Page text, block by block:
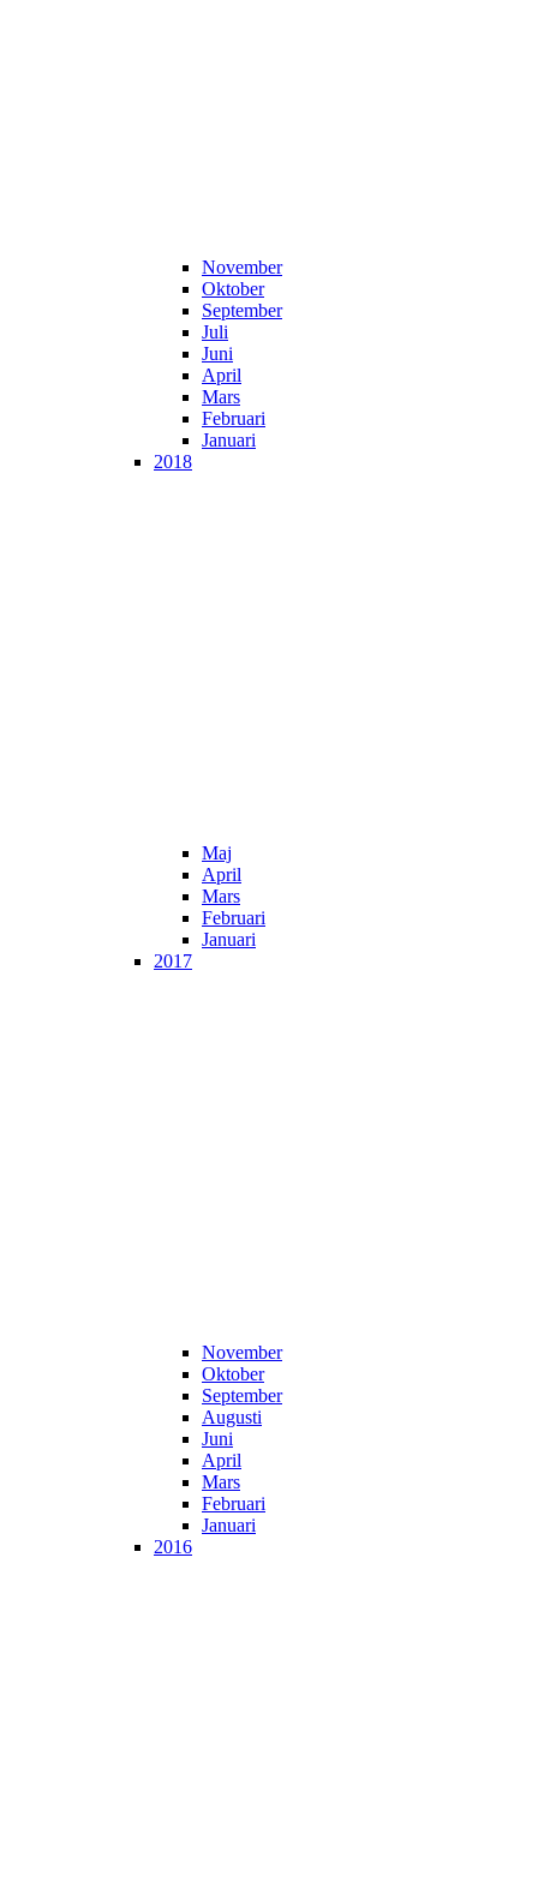
November
Oktober
September
Juli
Juni
April
Mars
Februari
Januari
2018
Maj
April
Mars
Februari
Januari
2017
November
Oktober
September
Augusti
Juni
April
Mars
Februari
Januari
2016